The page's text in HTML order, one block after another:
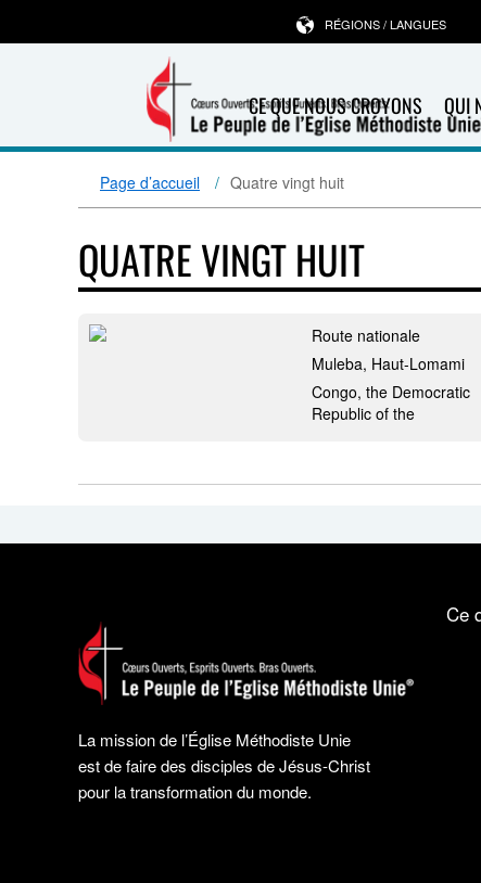
CE QUE NOUS CROYONS QUI
RÉGIONS / LANGUES
Page d’accueil Quatre vingt huit
QUATRE VINGT HUIT
Route nationale
Muleba, Haut-Lomami
Congo, the Democratic
Republic of the
La mission de l’Église Méthodiste Unie
est de faire des disciples de Jésus-Christ
pour la transformation du monde.
Ce